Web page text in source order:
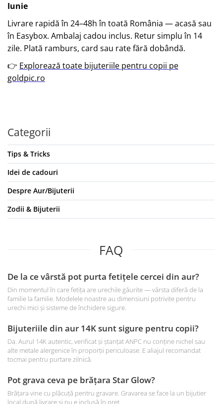
Iunie
Livrare rapidă în 24–48h în toată România — acasă sau
în Easybox. Ambalaj cadou inclus. Retur simplu în 14
zile. Plată ramburs, card sau rate fără dobândă.
👉 Explorează toate bijuteriile pentru copii pe
goldpic.ro
Categorii
Tips & Tricks
Idei de cadouri
Despre Aur/Bijuterii
Zodii & Bijuterii
FAQ
De la ce vârstă pot purta fetițele cercei din aur?
Din momentul în care fetița are urechile găurite — vârsta diferă de la
familie la familie. Modelele noastre au dimensiuni potrivite pentru
urechi mici și sisteme de închidere sigure.
Bijuteriile din aur 14K sunt sigure pentru copii?
Da. Aurul 14K autentic, verificat și ștanțat ANPC nu conține nichel sau
alte metale alergenice în proporții periculoase. E aliajul recomandat
tocmai pentru purtare zilnică.
Pot grava ceva pe brățara Star Glow?
Brățara vine cu plăcuță pentru gravare. Gravarea se face la un bijutier
local după livrare și nu e inclusă în preț.